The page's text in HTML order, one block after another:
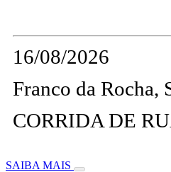
16/08/2026
Franco da Rocha,
CORRIDA DE
SAIBA MAIS